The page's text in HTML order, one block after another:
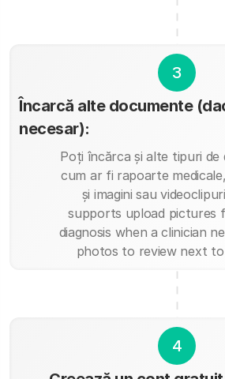
3
Încarcă alte documente
necesar):
Poți încărca și alte tipuri de
cum ar fi rapoarte
și imagini sau
supports upload pictures
diagnosis when a clinician
photos to review next to
4